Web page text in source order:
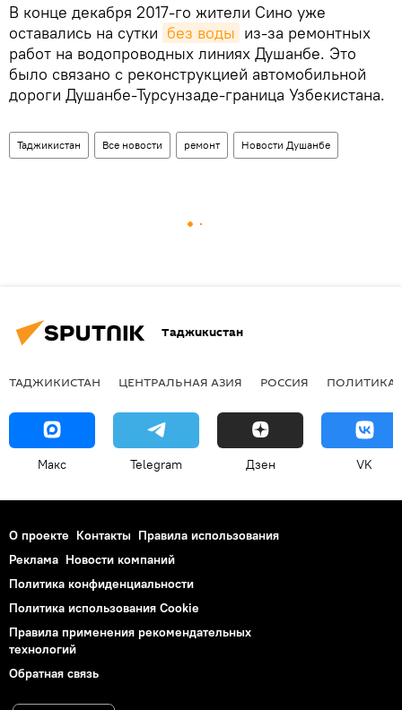
В конце декабря 2017-го жители Сино уже
оставались на сутки без воды из-за ремонтных
работ на водопроводных линиях Душанбе. Это
было связано с реконструкцией автомобильной
дороги Душанбе-Турсунзаде-граница Узбекистана.
Таджикистан Все новости ремонт Новости Душанбе
Таджикистан
ТАДЖИКИСТАН ЦЕНТРАЛЬНАЯ АЗИЯ РОССИЯ ПОЛИТИКА
Макс Telegram Дзен VK
О проекте Контакты Правила использования
Реклама Новости компаний
Политика конфиденциальности
Политика использования Cookie
Правила применения рекомендательных
технологий
Обратная связь